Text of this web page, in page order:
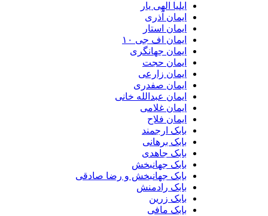
ایلیا الهی یار
ایمان آذری
ایمان استار
ایمان اف جی ۱۰
ایمان جهانگری
ایمان حجت
ایمان زارعی
ایمان صفدری
ایمان عبدالله خانی
ایمان غلامی
ایمان فلاح
بابک ارجمند
بابک برهانی
بابک جاهدی
بابک جهانبخش
بابک جهانبخش و رضا صادقی
بابک رادمنش
بابک زرین
بابک مافی